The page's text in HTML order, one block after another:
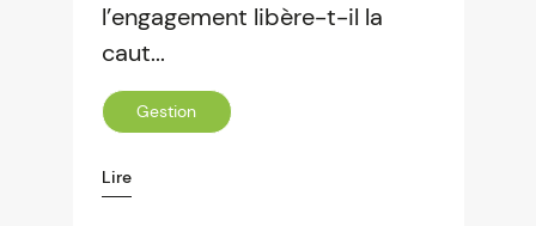
l’engagement libère-t-il la
caut...
Gestion
Lire